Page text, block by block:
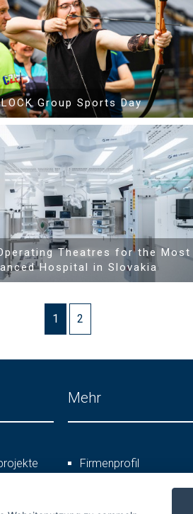
Group Sports Day
Theatres for the Most
Hospital in Slovakia
Mehr Informationen
1 2
Mehr
Firmenprofil